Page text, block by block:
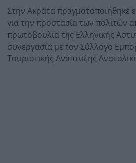
Στην Ακράτα πραγματοποιήθηκε
για την προστασία των πολιτών
πρωτοβουλία της Ελληνικής
συνεργασία με τον Σύλλογο
Τουριστικής Ανάπτυξης